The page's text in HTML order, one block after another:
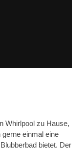
Whirlpool zu Hause,
einmal eine
bietet. Der